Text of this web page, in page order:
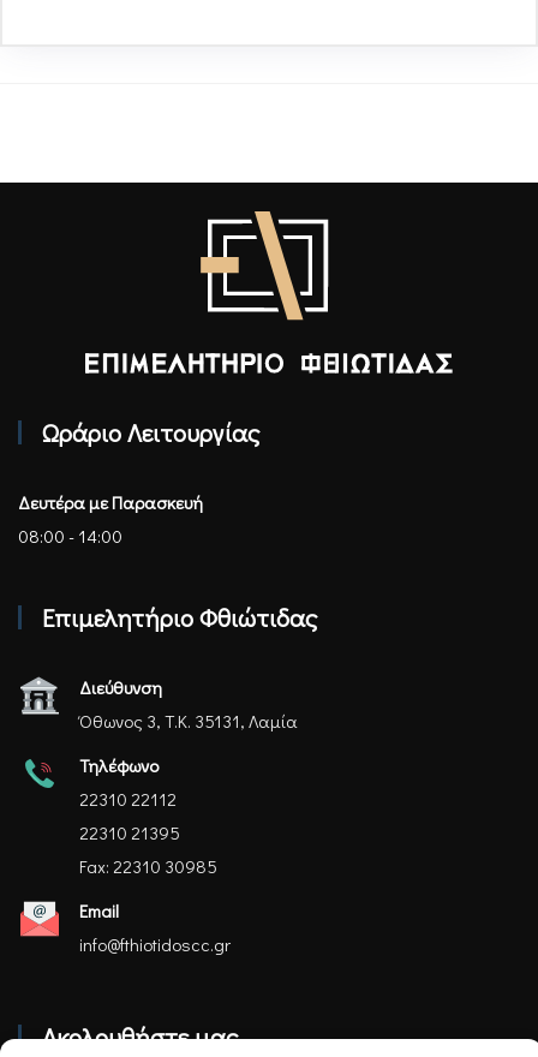
Ωράριο Λειτουργίας
Δευτέρα με Παρασκευή
08:00 - 14:00
Επιμελητήριο Φθιώτιδας
Διεύθυνση
Όθωνος 3, Τ.Κ. 35131, Λαμία
Τηλέφωνο
22310 22112
22310 21395
Fax: 22310 30985
Email
info@fthiotidoscc.gr
Ακολουθήστε μας